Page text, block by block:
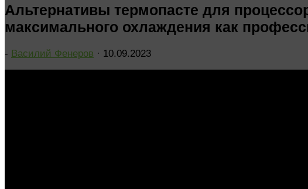
Альтернативы термопасте для
максимального охлаждения как
- Василий Фенеров · 10.09.2023